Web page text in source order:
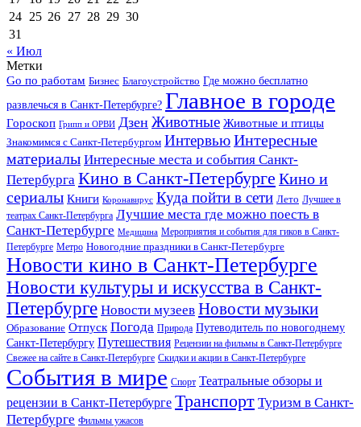
24 25 26 27 28 29 30
31
« Июл
Метки
Go по работам Бизнес Благоустройство Где можно бесплатно
развлечься в Санкт-Петербурге? Главное в городе
Гороскоп Грипп и ОРВИ Дзен Животные Животные и птицы
Знакомимся с Санкт-Петербургом ИнтервьюИнтересные
материалы Интересные места и события Санкт-
Петербурга Кино в Санкт-Петербурге Кино и
сериалы Книги Коронавирус Куда пойти в сети Лето Лучшее в
театрах Санкт-Петербурга Лучшие места где можно поесть в
Санкт-Петербурге Медицина Мероприятия и события для гиков в Санкт-
Петербурге Метро Новогодние праздники в Санкт-Петербурге
Новости кино в Санкт-Петербурге
Новости культуры и искусства в Санкт-
Петербурге Новости музеев Новости музыки
Образование Отпуск Погода Природа Путеводитель по новогоднему
Санкт-Петербургу Путешествия Рецензии на фильмы в Санкт-Петербурге
Свежее на сайте в Санкт-Петербурге Скидки и акции в Санкт-Петербурге
События в мире Спорт Театральные обзоры и
рецензии в Санкт-Петербурге Транспорт Туризм в Санкт-
Петербурге Фильмы ужасов